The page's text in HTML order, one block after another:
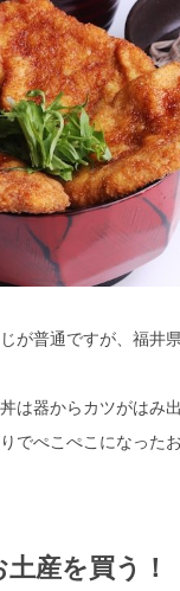
が普通ですが、福井
は器からカツがはみ
でぺこぺこになった
産を買う！